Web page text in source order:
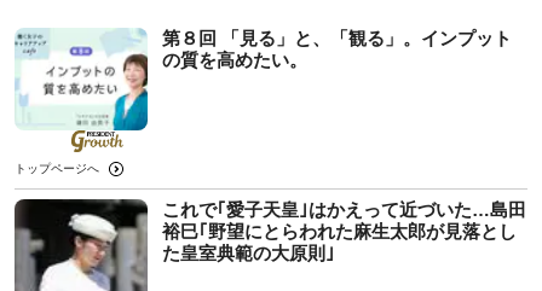
第８回 「見る」と、「観る」。インプット
の質を高めたい。
トップページへ
これで｢愛子天皇｣はかえって近づいた…島田
裕巳｢野望にとらわれた麻生太郎が見落とし
た皇室典範の大原則｣